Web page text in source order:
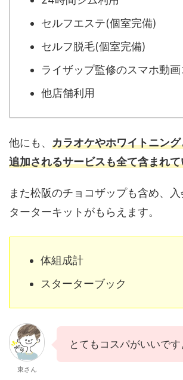
セルフエステ(個室完備)
セルフ脱毛(個室完備)
ライザップ監修のスマホ動
他店舗利用
他にも、 カラオケやホワイトニン
追加されるサービスも全て含まれ
また松阪のチョコザップも含め、
ターターキットがもらえます。
体組成計
スターターブック
東さん
とてもコスパがいいです